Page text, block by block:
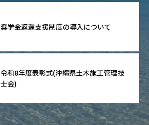
奨学金返還支援制度の導入について
令和8年度表彰式(沖縄県土木施工管理技
士会)